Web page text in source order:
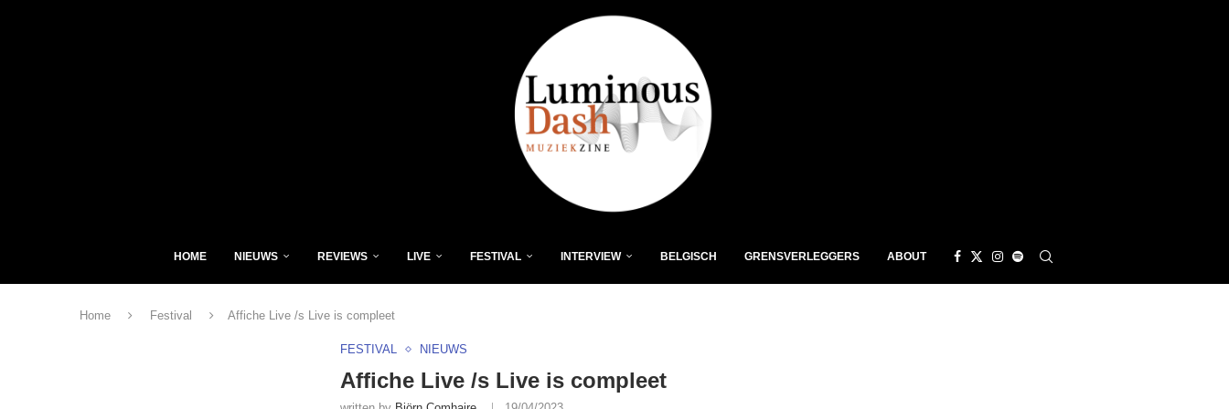
HOME NIEUWS REVIEWS LIVE FESTIVAL INTERVIEW BELGISCH GRENSVERLEGGERS ABOUT
Home Festival Affiche Live /s Live is compleet
FESTIVAL NIEUWS
Affiche Live /s Live is compleet